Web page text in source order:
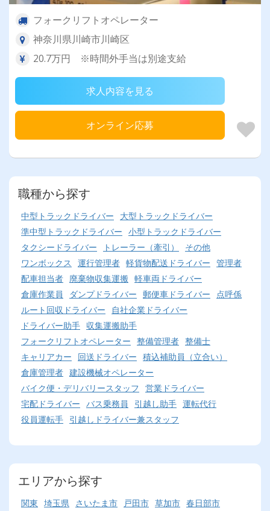
フォークリフトオペレーター
神奈川県川崎市川崎区
20.7万円 ※時間外手当は別途支給
求人内容を見る
オンライン応募
職種から探す
中型トラックドライバー
大型トラックドライバー
準中型トラックドライバー 小型トラックドライバー
タクシードライバー
トレーラー（牽引）
その他
ワンボックス
運行管理者 軽貨物配送ドライバー 管理者
配車担当者 廃棄物収集運搬 軽車両ドライバー
倉庫作業員
ダンプドライバー 郵便車ドライバー
点呼係
ルート回収ドライバー
自社企業ドライバー
ドライバー助手 収集運搬助手
フォークリフトオペレーター 整備管理者 整備士
キャリアカー
回送ドライバー 積込補助員（立合い）
倉庫管理者 建設機械オペレーター
バイク便・デリバリースタッフ 営業ドライバー
宅配ドライバー バス乗務員 引越し助手 運転代行
役員運転手 引越しドライバー兼スタッフ
エリアから探す
関東 埼玉県 さいたま市 戸田市 草加市 春日部市